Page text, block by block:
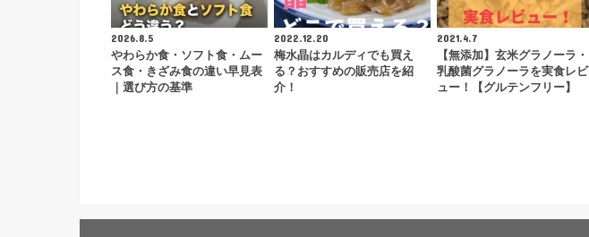
2026.8.5
やわらか食・ソフト食・ムー
ス食・きざみ食の違い早見表
｜選び方の基準
2022.12.20
梅水晶はカルディでも買え
る？おすすめの販売店を紹
介！
2021.4.7
【無添加】玄米グラノーラ・
乳酸菌グラノーラを実食レビ
ュー！【グルテンフリー】